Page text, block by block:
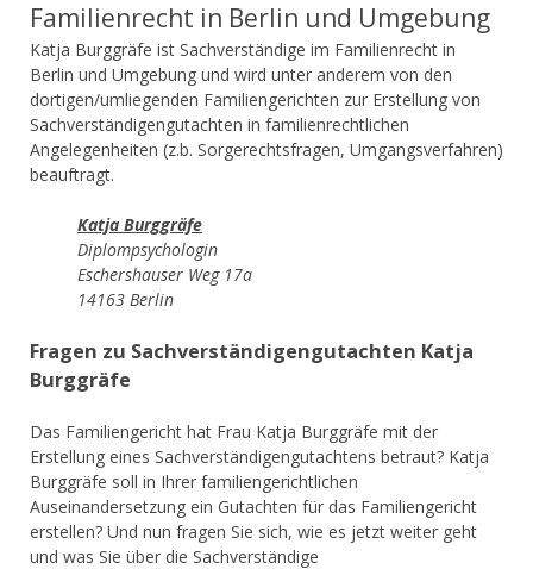
Familienrecht in Berlin und Umgebung
Katja Burggräfe ist Sachverständige im Familienrecht in
Berlin und Umgebung und wird unter anderem von den
dortigen/umliegenden Familiengerichten zur Erstellung von
Sachverständigengutachten in familienrechtlichen
Angelegenheiten (z.b. Sorgerechtsfragen, Umgangsverfahren)
beauftragt.
Katja Burggräfe
Diplompsychologin
Eschershauser Weg 17a
14163 Berlin
Fragen zu Sachverständigengutachten Katja
Burggräfe
Das Familiengericht hat Frau Katja Burggräfe mit der
Erstellung eines Sachverständigengutachtens betraut? Katja
Burggräfe soll in Ihrer familiengerichtlichen
Auseinandersetzung ein Gutachten für das Familiengericht
erstellen? Und nun fragen Sie sich, wie es jetzt weiter geht
und was Sie über die Sachverständige